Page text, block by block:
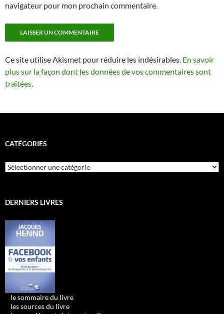
navigateur pour mon prochain commentaire.
Ce site utilise Akismet pour réduire les indésirables. En savoir
plus sur la façon dont les données de vos commentaires sont
traitées.
CATÉGORIES
Catégories
DERNIERS LIVRES
le sommaire du livre
les sources du livre